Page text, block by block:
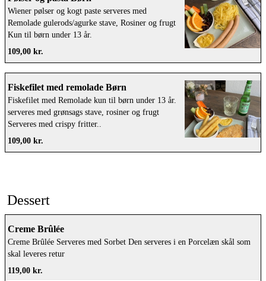
Wiener pølser og kogt paste serveres med
Remolade gulerods/agurke stave, Rosiner og frugt
Kun til børn under 13 år.
109,00 kr.
Fiskefilet med remolade Børn
Fiskefilet med Remolade kun til børn under 13 år.
serveres med grønsags stave, rosiner og frugt
Serveres med crispy fritter..
109,00 kr.
Dessert
Creme Brûlée
Creme Brûlée Serveres med Sorbet Den serveres i en Porcelæn skål som
skal leveres retur
119,00 kr.